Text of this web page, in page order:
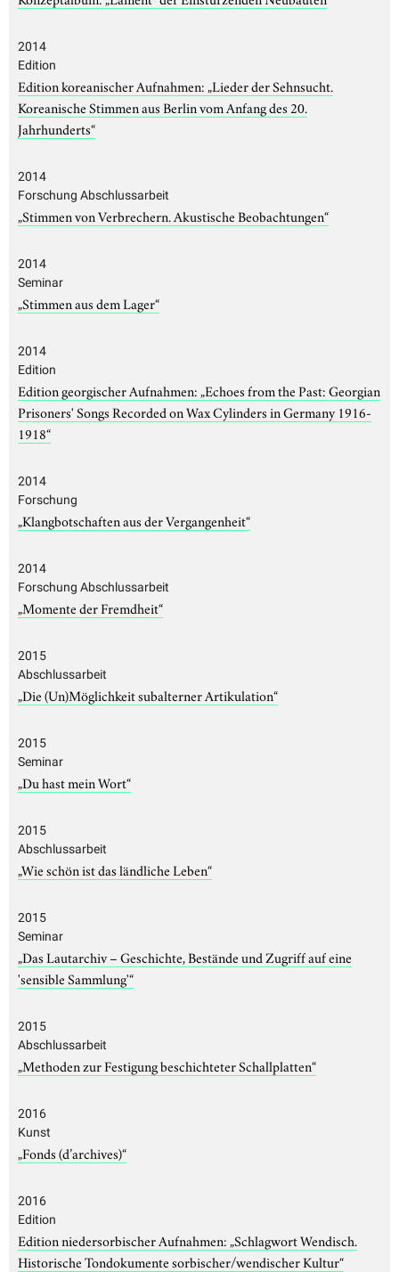
2014
Edition
Edition koreanischer Aufnahmen: „Lieder der Sehnsucht.
Koreanische Stimmen aus Berlin vom Anfang des 20.
Jahrhunderts“
2014
Forschung Abschlussarbeit
„Stimmen von Verbrechern. Akustische Beobachtungen“
2014
Seminar
„Stimmen aus dem Lager“
2014
Edition
Edition georgischer Aufnahmen: „Echoes from the Past: Georgian
Prisoners' Songs Recorded on Wax Cylinders in Germany 1916-
1918“
2014
Forschung
„Klangbotschaften aus der Vergangenheit“
2014
Forschung Abschlussarbeit
„Momente der Fremdheit“
2015
Abschlussarbeit
„Die (Un)Möglichkeit subalterner Artikulation“
2015
Seminar
„Du hast mein Wort“
2015
Abschlussarbeit
„Wie schön ist das ländliche Leben“
2015
Seminar
„Das Lautarchiv – Geschichte, Bestände und Zugriff auf eine
'sensible Sammlung'“
2015
Abschlussarbeit
„Methoden zur Festigung beschichteter Schallplatten“
2016
Kunst
„Fonds (d’archives)“
2016
Edition
Edition niedersorbischer Aufnahmen: „Schlagwort Wendisch.
Historische Tondokumente sorbischer/wendischer Kultur“